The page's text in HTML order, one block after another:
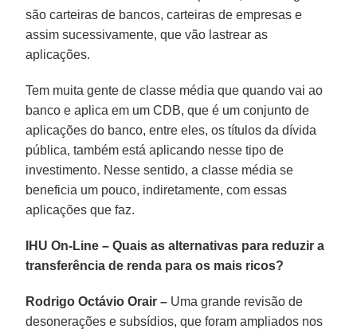
são carteiras de bancos, carteiras de empresas e
assim sucessivamente, que vão lastrear as
aplicações.
Tem muita gente de classe média que quando vai ao
banco e aplica em um CDB, que é um conjunto de
aplicações do banco, entre eles, os títulos da dívida
pública, também está aplicando nesse tipo de
investimento. Nesse sentido, a classe média se
beneficia um pouco, indiretamente, com essas
aplicações que faz.
IHU On-Line – Quais as alternativas para reduzir a
transferência de renda para os mais ricos?
Rodrigo Octávio Orair – Uma grande revisão de
desonerações e subsídios, que foram ampliados nos